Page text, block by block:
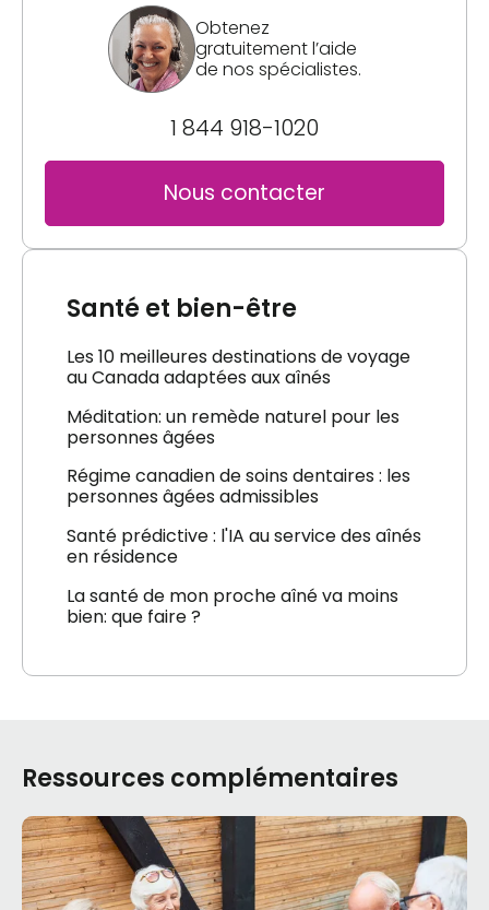
Obtenez
gratuitement l’aide
de nos spécialistes.
1 844 918-1020
Nous contacter
Santé et bien-être
Les 10 meilleures destinations de voyage
au Canada adaptées aux aînés
Méditation: un remède naturel pour les
personnes âgées
Régime canadien de soins dentaires : les
personnes âgées admissibles
Santé prédictive : l'IA au service des aînés
en résidence
La santé de mon proche aîné va moins
bien: que faire ?
Ressources complémentaires